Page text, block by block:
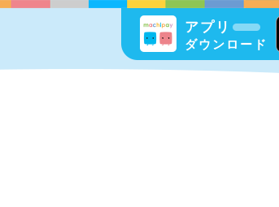
アプリ
ダウンロード